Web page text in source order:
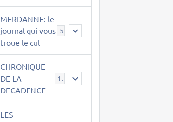
MERDANNE: le
journal qui vous
troue le cul
CHRONIQUE
DE LA
DECADENCE
12
LES